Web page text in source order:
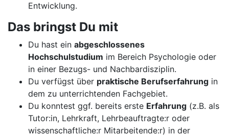
Entwicklung.
Das bringst Du mit
Du hast ein abgeschlossenes
Hochschulstudium im Bereich Psychologie oder
in einer Bezugs- und Nachbardisziplin.
Du verfügst über praktische Berufserfahrung in
dem zu unterrichtenden Fachgebiet.
Du konntest ggf. bereits erste Erfahrung (z.B. als
Tutor:in, Lehrkraft, Lehrbeauftragte:r oder
wissenschaftliche:r Mitarbeitende:r) in der